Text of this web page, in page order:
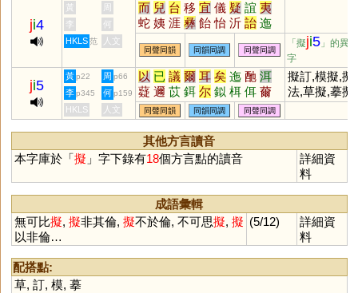
ji4
黃 周 而 兒 台 移 宜 儀 疑 誼 夷
蛇 姨 涯 彝 飴 怡 沂 詒 迤
酏 皚 頤 貽 咦 胰 簃 訑 觺
貤 鮞 痍 荑 宧 臑 嶷 匜 椸
眙 扅 𦣞 峏 迻 侕 洍 沶 溰 崺
异 儿 鸃 鴯 螔 輀 袲 聏 羠
眱 唲 袘 荋 箷 鏔 鉹 蛦 耛
詑 跠 蔩 萓 峓 暆 恞 瓵 熪
顊 珆 寲 嶬 胹 杝 侇 狋 栘
柂 迆 洟 圯 洏 耏
栭
李
何
HKLS 范 人文
同聲同韻 同韻同調 同聲同調
「擬ji5 」的異
字
ji5
黃 p22 周 p66 以 已 議 爾 耳 矣 迤 酏 洱
薿 邇 苡 鉺 尔 鉯 栮 佴 薾
駬 儗 迆 尒 佁 崺
擬訂,模擬,擬
法,草擬,摹擬,
虛擬,擬規畫
李 p345 何 p159
HKLS 人文 同聲同韻 同韻同調 同聲同調
其他方言讀音
本字庫於「擬 」字下錄有18個方言點的讀音
詳細資
料
成語彙輯
無可比擬, 擬非其倫, 擬不於倫, 不可思擬, 擬
以非倫…
(5/12)
詳細資
料
配搭點:
草, 訂, 模, 摹